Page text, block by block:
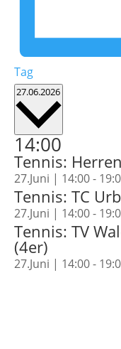
Tag
27.06.2026Datum
14:00
Tennis:
27.Juni | 14:00-
Tennis: TC
27.Juni | 14:00-
Tennis: TV
(4er)
27.Juni | 14:00-